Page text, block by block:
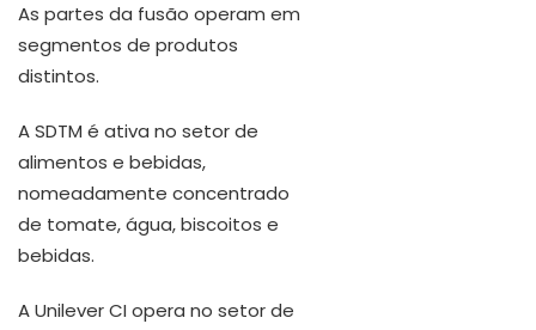
As partes da fusão operam em
segmentos de produtos
distintos.
A SDTM é ativa no setor de
alimentos e bebidas,
nomeadamente concentrado
de tomate, água, biscoitos e
bebidas.
A Unilever CI opera no setor de